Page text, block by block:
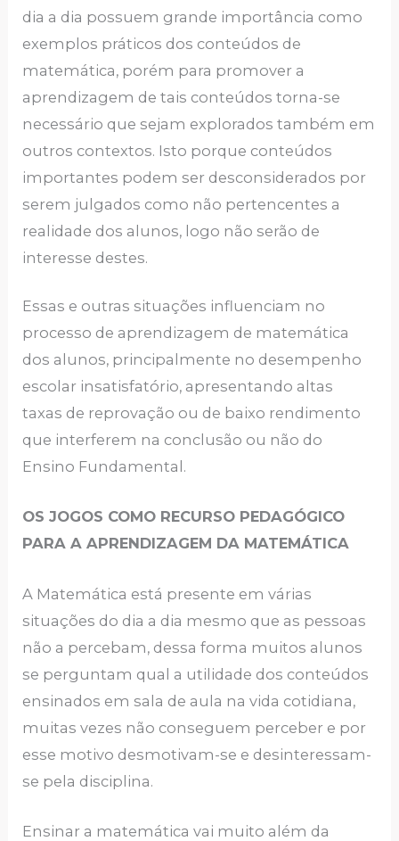
dia a dia possuem grande importância como
exemplos práticos dos conteúdos de
matemática, porém para promover a
aprendizagem de tais conteúdos torna-se
necessário que sejam explorados também em
outros contextos. Isto porque conteúdos
importantes podem ser desconsiderados por
serem julgados como não pertencentes a
realidade dos alunos, logo não serão de
interesse destes.
Essas e outras situações influenciam no
processo de aprendizagem de matemática
dos alunos, principalmente no desempenho
escolar insatisfatório, apresentando altas
taxas de reprovação ou de baixo rendimento
que interferem na conclusão ou não do
Ensino Fundamental.
OS JOGOS COMO RECURSO PEDAGÓGICO
PARA A APRENDIZAGEM DA MATEMÁTICA
A Matemática está presente em várias
situações do dia a dia mesmo que as pessoas
não a percebam, dessa forma muitos alunos
se perguntam qual a utilidade dos conteúdos
ensinados em sala de aula na vida cotidiana,
muitas vezes não conseguem perceber e por
esse motivo desmotivam-se e desinteressam-
se pela disciplina.
Ensinar a matemática vai muito além da